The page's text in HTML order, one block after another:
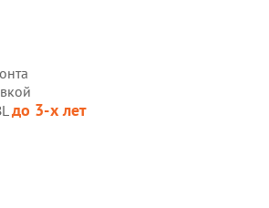
до 3-х лет